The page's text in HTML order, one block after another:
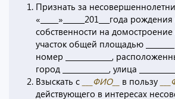
Признать за
«_____»______201___года
собственности на
участок общей площадью
номер _____________,
город _____________, улица
Взыскать с
___ФИО__ в пользу
действующего в интересах